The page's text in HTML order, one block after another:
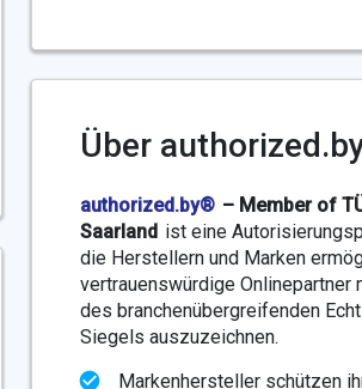
Über
authorized.by® – Member of
Saarland ist eine
die Herstellern und Marken
vertrauenswürdige Onlinepartner
des branchenübergreifenden
Siegels auszuzeichnen.
Markenhersteller schützen